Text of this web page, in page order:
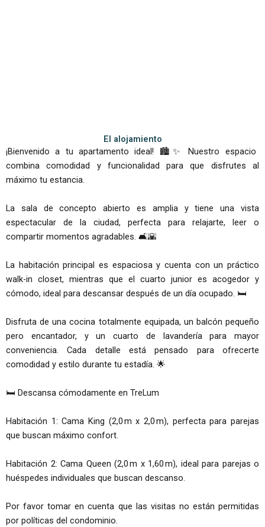
El alojamiento
¡Bienvenido a tu apartamento ideal! 🏙️✨ Nuestro espacio
combina comodidad y funcionalidad para que disfrutes al
máximo tu estancia.
La sala de concepto abierto es amplia y tiene una vista
espectacular de la ciudad, perfecta para relajarte, leer o
compartir momentos agradables. 🛋️🌇
La habitación principal es espaciosa y cuenta con un práctico
walk-in closet, mientras que el cuarto junior es acogedor y
cómodo, ideal para descansar después de un día ocupado. 🛏️
Disfruta de una cocina totalmente equipada, un balcón pequeño
pero encantador, y un cuarto de lavandería para mayor
conveniencia. Cada detalle está pensado para ofrecerte
comodidad y estilo durante tu estadía. 🌟
🛏 Descansa cómodamente en TreLum
Habitación 1: Cama King (2,0 m x 2,0 m), perfecta para parejas
que buscan máximo confort.
Habitación 2: Cama Queen (2,0 m x 1,60 m), ideal para parejas o
huéspedes individuales que buscan descanso.
Por favor tomar en cuenta que las visitas no están permitidas
por políticas del condominio.